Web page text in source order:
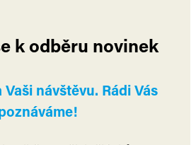
k odběru novinek
návštěvu. Rádi Vás